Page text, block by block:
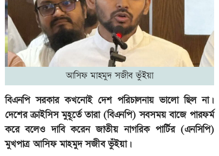
আসিফ মাহমুদ সজীব ভুঁইয়া
বিএনপি সরকার কখনোই দেশ পরিচালনায় ভালো ছিল না।
দেশের ক্রাইসিস মুহূর্তে তারা (বিএনপি) সবসময় বাজে পারফর্ম
করে বলেও দাবি করেন জাতীয় নাগরিক পার্টির (এনসিপি)
মুখপাত্র আসিফ মাহমুদ সজীব ভুঁইয়া।